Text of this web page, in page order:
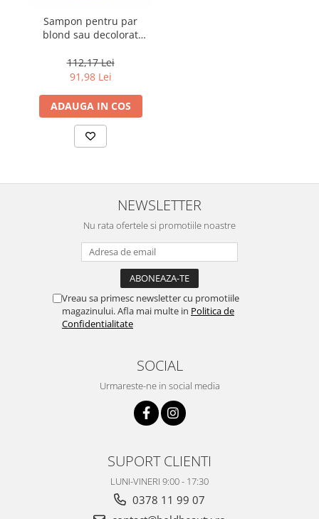
Sampon pentru par
blond sau decolorat
Yellow, 1000 ml
112,17 Lei
91,98 Lei
ADAUGA IN COS
NEWSLETTER
Nu rata ofertele si promotiile noastre
Vreau sa primesc newsletter cu promotiile
magazinului. Afla mai multe in Politica de
Confidentialitate
SOCIAL
Urmareste-ne in social media
SUPORT CLIENTI
LUNI-VINERI 9:00 - 17:30
0378 11 99 07